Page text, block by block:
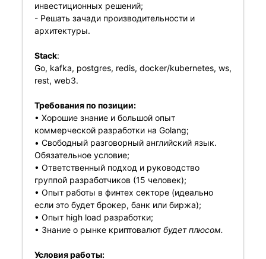
инвестиционных решений;
- Решать зачади производительности и
архитектуры.
Stack:
Go, kafka, postgres, redis, docker/kubernetes, ws,
rest, web3.
Требования по позиции:
• Хорошие знание и большой опыт
коммерческой разработки на Golang;
• Свободный разговорный английский язык.
Обязательное условие;
• Ответственный подход и руководство
группой разработчиков (15 человек);
• Опыт работы в финтех секторе (идеально
если это будет брокер, банк или биржа);
• Опыт high load разработки;
• Знание о рынке криптовалют будет плюсом.
Условия работы: